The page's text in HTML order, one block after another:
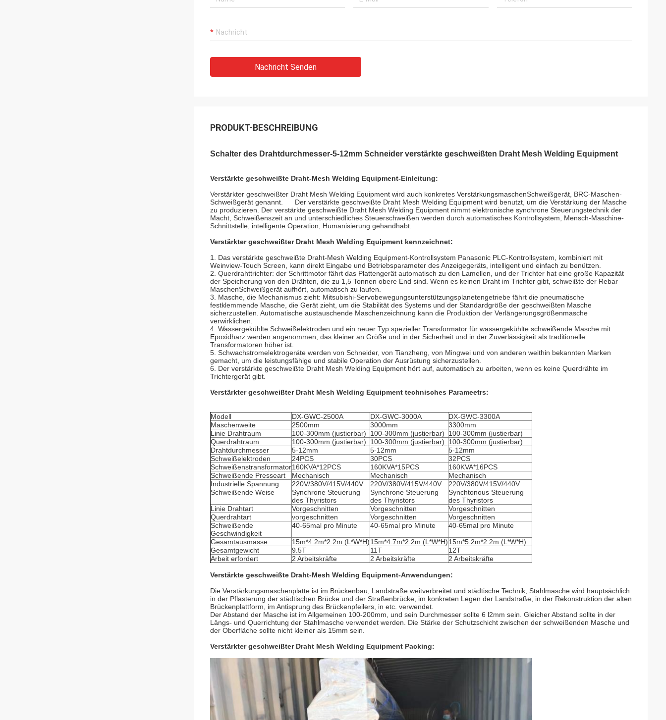
Nachricht Senden
PRODUKT-BESCHREIBUNG
Schalter des Drahtdurchmesser-5-12mm Schneider verstärkte geschweißten Draht Mesh Welding Equipment
Verstärkte geschweißte Draht-Mesh Welding Equipment-Einleitung:
Verstärkter geschweißter Draht Mesh Welding Equipment wird auch konkretes VerstärkungsmaschenSchweißgerät, BRC-Maschen-
Schweißgerät genannt. Der verstärkte geschweißte Draht Mesh Welding Equipment wird benutzt, um die Verstärkung der Masche
zu produzieren. Der verstärkte geschweißte Draht Mesh Welding Equipment nimmt elektronische synchrone Steuerungstechnik der
Macht, Schweißenszeit an und unterschiedliches Steuerschweißen werden durch automatisches Kontrollsystem, Mensch-Maschine-
Schnittstelle, intelligente Operation, Humanisierung gehandhabt.
Verstärkter geschweißter Draht Mesh Welding Equipment kennzeichnet:
1. Das verstärkte geschweißte Draht-Mesh Welding Equipment-Kontrollsystem Panasonic PLC-Kontrollsystem, kombiniert mit
Weinview-Touch Screen, kann direkt Eingabe und Betriebsparameter des Anzeigegeräts, intelligent und einfach zu benützen.
2. Querdrahttrichter: der Schrittmotor fährt das Plattengerät automatisch zu den Lamellen, und der Trichter hat eine große Kapazität
der Speicherung von den Drähten, die zu 1,5 Tonnen obere End sind. Wenn es keinen Draht im Trichter gibt, schweißte der Rebar
MaschenSchweißgerät aufhört, automatisch zu laufen.
3. Masche, die Mechanismus zieht: Mitsubishi-Servobewegungsunterstützungsplanetengetriebe fährt die pneumatische
festklemmende Masche, die Gerät zieht, um die Stabilität des Systems und der Standardgröße der geschweißten Masche
sicherzustellen. Automatische austauschende Maschenzeichnung kann die Produktion der Verlängerungsgrößenmasche
verwirklichen.
4. Wassergekühlte Schweißelektroden und ein neuer Typ spezieller Transformator für wassergekühlte schweißende Masche mit
Epoxidharz werden angenommen, das kleiner an Größe und in der Sicherheit und in der Zuverlässigkeit als traditionelle
Transformatoren höher ist.
5. Schwachstromelektrogeräte werden von Schneider, von Tianzheng, von Mingwei und von anderen weithin bekannten Marken
gemacht, um die leistungsfähige und stabile Operation der Ausrüstung sicherzustellen.
6. Der verstärkte geschweißte Draht Mesh Welding Equipment hört auf, automatisch zu arbeiten, wenn es keine Querdrähte im
Trichtergerät gibt.
Verstärkter geschweißter Draht Mesh Welding Equipment technisches Parameetrs:
Modell DX-GWC-2500A DX-GWC-3000A
DX-GWC-3300A
Maschenweite
2500mm 3000mm
3300mm
Linie Drahtraum
100-300mm (justierbar) 100-300mm (justierbar)
100-300mm (justierbar)
Querdrahtraum
100-300mm (justierbar) 100-300mm (justierbar)
100-300mm (justierbar)
Drahtdurchmesser
5-12mm 5-12mm
5-12mm
Schweißelektroden
24PCS 30PCS
32PCS
Schweißenstransformator160KVA*12PCS 160KVA*15PCS
160KVA*16PCS
Schweißende Presseart
Mechanisch Mechanisch
Mechanisch
Industrielle Spannung
220V/380V/415V/440V 220V/380V/415V/440V
220V/380V/415V/440V
Schweißende Weise
Synchrone Steuerung
des Thyristors
Synchrone Steuerung
des Thyristors
Synchtonous Steuerung
des Thyristors
Linie Drahtart
Vorgeschnitten Vorgeschnitten
Vorgeschnitten
Querdrahtart
vorgeschnitten Vorgeschnitten
Vorgeschnitten
Schweißende
Geschwindigkeit
40-65mal pro Minute 40-65mal pro Minute 40-65mal pro Minute
Gesamtausmasse 15m*4.2m*2.2m (L*W*H)15m*4.7m*2.2m (L*W*H)15m*5.2m*2.2m (L*W*H)
Gesamtgewicht
9.5T 11T
12T
Arbeit erfordert
2 Arbeitskräfte 2 Arbeitskräfte 2 Arbeitskräfte
Verstärkte geschweißte Draht-Mesh Welding Equipment-Anwendungen:
Die Verstärkungsmaschenplatte ist im Brückenbau, Landstraße weitverbreitet und städtische Technik, Stahlmasche wird hauptsächlich
in der Pflasterung der städtischen Brücke und der Straßenbrücke, im konkreten Legen der Landstraße, in der Rekonstruktion der alten
Brückenplattform, im Antisprung des Brückenpfeilers, in etc. verwendet.
Der Abstand der Masche ist im Allgemeinen 100-200mm, und sein Durchmesser sollte 6 l2mm sein. Gleicher Abstand sollte in der
Längs- und Querrichtung der Stahlmasche verwendet werden. Die Stärke der Schutzschicht zwischen der schweißenden Masche und
der Oberfläche sollte nicht kleiner als 15mm sein.
Verstärkter geschweißter Draht Mesh Welding Equipment Packing: